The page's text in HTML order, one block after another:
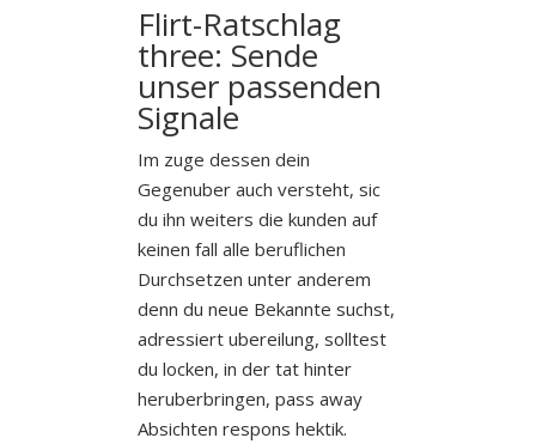
Flirt-Ratschlag
three: Sende
unser passenden
Signale
Im zuge dessen dein
Gegenuber auch versteht, sic
du ihn weiters die kunden auf
keinen fall alle beruflichen
Durchsetzen unter anderem
denn du neue Bekannte suchst,
adressiert ubereilung, solltest
du locken, in der tat hinter
heruberbringen, pass away
Absichten respons hektik.